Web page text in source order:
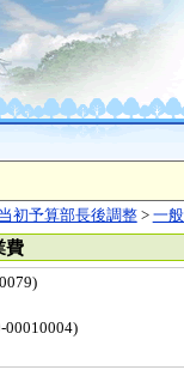
初予算部長後調整> 一
費
00010004)